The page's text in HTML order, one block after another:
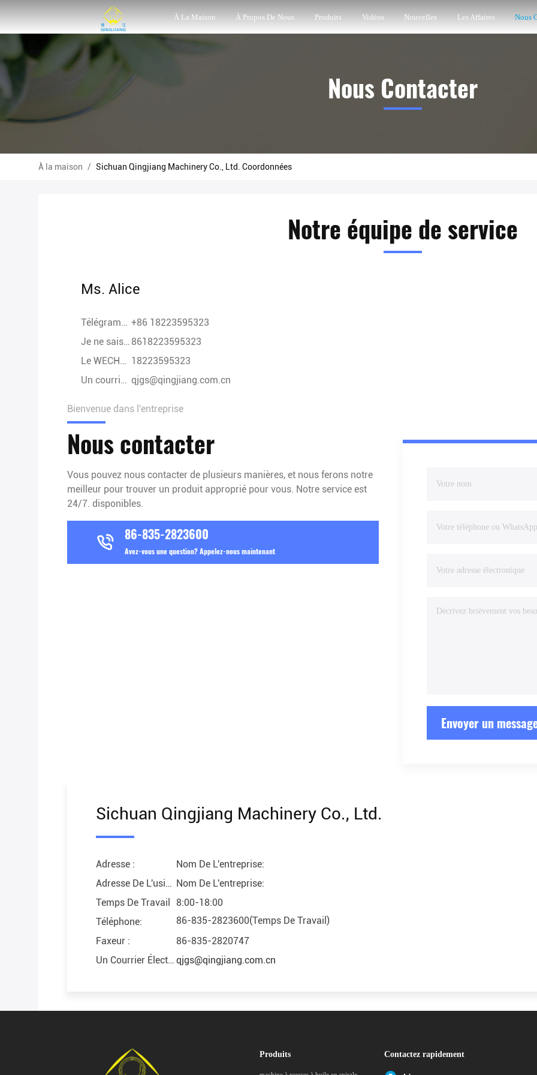
À La Maison À Propos De Nous Produits Vidéos Nouvelles Les Affaires Nous
Nous Contacter
À la maison / Sichuan Qingjiang Machinery Co., Ltd. Coordonnées
Notre équipe de service
Ms. Alice
Télégramme: +86 18223595323
Je ne sais pas.: 8618223595323
Le WECHAT: 18223595323
Un courrier électronique.: qjgs@qingjiang.com.cn
Bienvenue dans l'entreprise
Nous contacter
Vous pouvez nous contacter de plusieurs manières, et nous ferons notre
meilleur pour trouver un produit approprié pour vous. Notre service est
24/7. disponibles.
86-835-2823600
Avez-vous une question? Appelez-nous maintenant
Envoyer un
Sichuan Qingjiang Machinery Co., Ltd.
Adresse :
Nom De L'entreprise:
Adresse De L'usine : Nom De L'entreprise:
Temps De Travail
8:00-18:00
Téléphone:
86-835-2823600(Temps De Travail)
Faxeur :
86-835-2820747
Un Courrier Électronique. : qjgs@qingjiang.com.cn
Produits Contactez rapidement